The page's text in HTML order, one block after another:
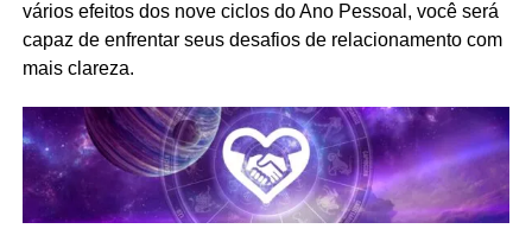
vários efeitos dos nove ciclos do Ano Pessoal, você será
capaz de enfrentar seus desafios de relacionamento com
mais clareza.